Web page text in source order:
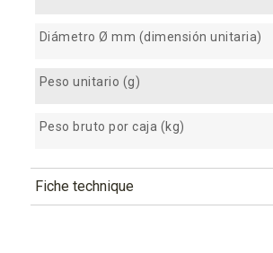
Diámetro Ø mm (dimensión unitaria)
Peso unitario (g)
Peso bruto por caja (kg)
Fiche technique